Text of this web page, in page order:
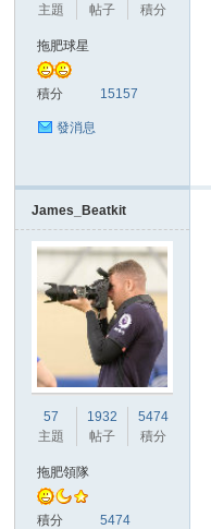
主題
帖子
積分
拖肥球星
積分 15157
發消息
James_Beatkit
57
主題
1932
帖子
5474
積分
拖肥領隊
積分 5474